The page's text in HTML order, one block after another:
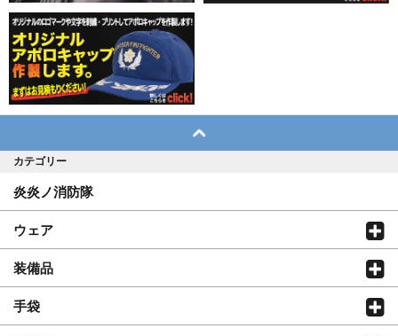
カテゴリー
炎炎ノ消防隊
ウェア
装備品
手袋